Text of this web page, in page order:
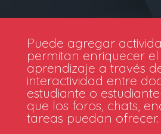
Puede agregar
permitan enriquecer
aprendizaje a través
interactividad entre
estudiante o
que los foros, chats,
tareas puedan ofrecer.